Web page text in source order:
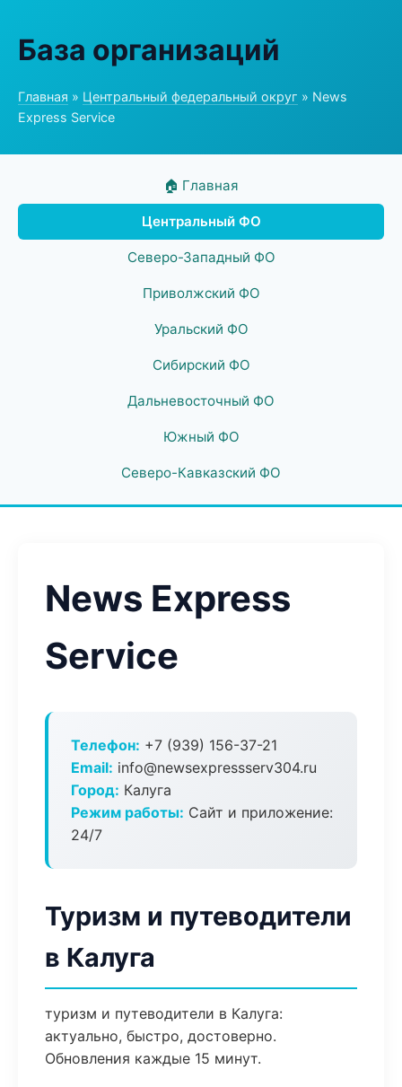
База организаций
Главная » Центральный федеральный округ » News
Express Service
🏠 Главная
Центральный ФО
Северо-Западный ФО
Приволжский ФО
Уральский ФО
Сибирский ФО
Дальневосточный ФО
Южный ФО
Северо-Кавказский ФО
News Express
Service
Телефон: +7 (939) 156-37-21
Email: info@newsexpressserv304.ru
Город: Калуга
Режим работы: Сайт и приложение:
24/7
Туризм и путеводители
в Калуга
туризм и путеводители в Калуга:
актуально, быстро, достоверно.
Обновления каждые 15 минут.